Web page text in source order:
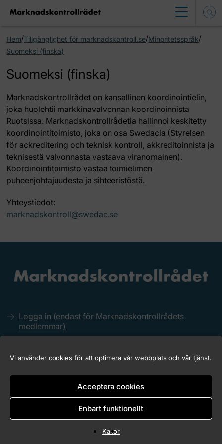
Vi använder cookies för att optimera vår webbplats och vår tjänst.
Acceptera cookies
Enbart funktionellt
Kakor
Hem/Tillgänglighet för marknadskontroll.se/Minoritetsspråk/
Suomeksi (finska)
Suomeksi (finska)
Marknadskontrollrådet on kansallinen koordinointielin,
joka huolehtii markkinavalvonnan koordinoinnista
Ruotsissa. Marknadskontrollrådetia hallinnoi keskitetty
koordinointitoimisto, joka on osa Swedacia (Styrelsen
för ackreditering och teknisk kontroll, akkreditoinnista ja
teknisestä valvonnasta vastaava viranomainen).
Koordinointitoimisto vastaa toimielimen
puheenjohtajuudesta ja sihteeristöstä.
Yhteystiedot:
marknadskontroll@swedac.se
Logga in (endast för Marknadskontrollrådets
medlemmar)
Tillgänglighet för marknadskontroll.se
Copyright © 2026 Marknadskontrollrådet